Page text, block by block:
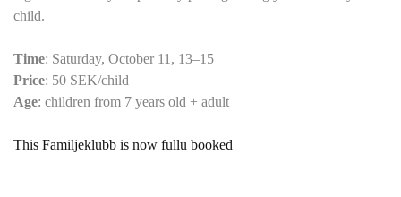
child.
Time: Saturday, October 11, 13–15
Price: 50 SEK/child
Age: children from 7 years old + adult
This Familjeklubb is now fullu booked